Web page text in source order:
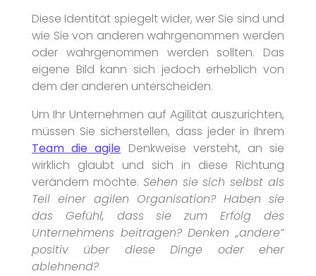
Diese Identität spiegelt wider, wer Sie sind und
wie Sie von anderen wahrgenommen werden
oder wahrgenommen werden sollten. Das
eigene Bild kann sich jedoch erheblich von
dem der anderen unterscheiden.
Um Ihr Unternehmen auf Agilität auszurichten,
müssen Sie sicherstellen, dass jeder in Ihrem
Team die agile Denkweise versteht, an sie
wirklich glaubt und sich in diese Richtung
verändern möchte. Sehen sie sich selbst als
Teil einer agilen Organisation? Haben sie
das Gefühl, dass sie zum Erfolg des
Unternehmens beitragen? Denken „andere“
positiv über diese Dinge oder eher
ablehnend?